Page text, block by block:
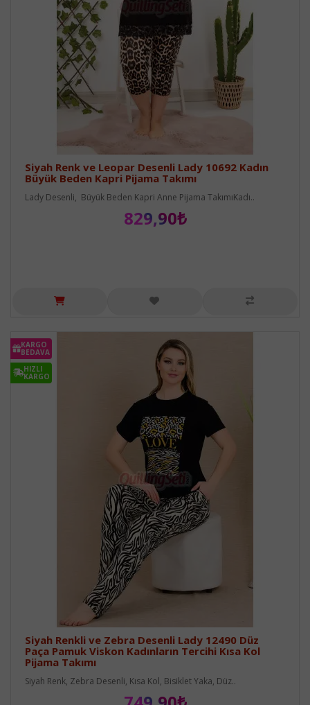
Siyah Renk ve Leopar Desenli Lady 10692 Kadın
Büyük Beden Kapri Pijama Takımı
Lady Desenli, Büyük Beden Kapri Anne Pijama TakımıKadı..
829,90₺
KARGO
BEDAVA
HIZLI
KARGO
Siyah Renkli ve Zebra Desenli Lady 12490 Düz
Paça Pamuk Viskon Kadınların Tercihi Kısa Kol
Pijama Takımı
Siyah Renk, Zebra Desenli, Kısa Kol, Bisiklet Yaka, Düz..